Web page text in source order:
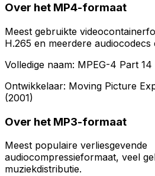
Over het MP4-formaat
Meest gebruikte
H.265 en meerdere audiocodecs
Volledige naam: MPEG-4 Part 14
Ontwikkelaar: Moving Picture
(2001)
Over het MP3-formaat
Meest populaire verliesgevende
audiocompressieformaat, veel
muziekdistributie.